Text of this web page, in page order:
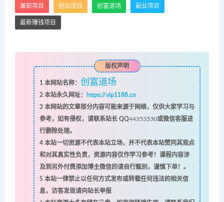
兼职项目 创业项目 创富道场 副业项目
最新赚钱项目
版权声明
1 本网站名称： 创富道场
2本站永久网址：
https://vip1188.cn
3本网站的文章部分内容可能来源于网络，仅供大家学习与
参考，如有侵权，请联系站长 QQ44353530或微信客服进
行删除处理。
4本站一切资源不代表本站立场，并不代表本站赞同其观点
和对其真实性负责，资源内容仅作学习参考！课程内容涉
及到另外付费添加博主微信的请自行甄别，谨慎下单！。
5本站一律禁止以任何方式发布或转载任何违法的相关信
息，访客发现请向站长举报